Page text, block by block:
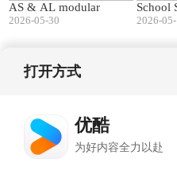
AS & AL modular
2026-05-30
School
2026-
打开方式
优酷
为好内容全力以赴